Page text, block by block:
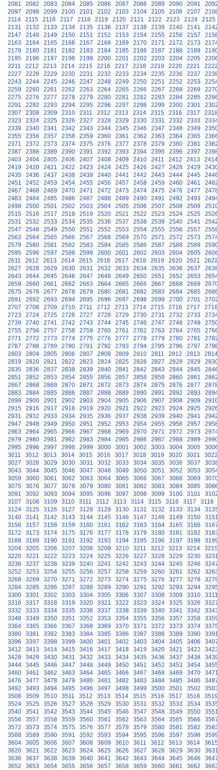
2081
2082 2083 2084 2085 2086 2087 2088 2089 2090 2091
2097
2098 2099 2100 2101 2102 2103 2104 2105 2106 2107
2114
2115 2116 2117 2118 2119 2120 2121 2122 2123 2124
2125
2131
2132 2133 2134 2135 2136 2137 2138 2139 2140 2141
2147
2148 2149 2150 2151 2152 2153 2154 2155 2156 2157
2163
2164 2165 2166 2167 2168 2169 2170 2171 2172 2173
2179
2180 2181 2182 2183 2184 2185 2186 2187 2188 2189
2195
2196 2197 2198 2199 2200 2201 2202 2203 2204 2205
2211
2212 2213 2214 2215 2216 2217 2218 2219 2220 2221
2227
2228 2229 2230 2231 2232 2233 2234 2235 2236 2237
2243
2244 2245 2246 2247 2248 2249 2250 2251 2252 2253
2259
2260 2261 2262 2263 2264 2265 2266 2267 2268 2269
2275
2276 2277 2278 2279 2280 2281 2282 2283 2284 2285
2291
2292 2293 2294 2295 2296 2297 2298 2299 2300 2301
2307
2308 2309 2310 2311 2312 2313 2314 2315 2316 2317
2323
2324 2325 2326 2327 2328 2329 2330 2331 2332 2333
2339
2340 2341 2342 2343 2344 2345 2346 2347 2348 2349
2355
2356 2357 2358 2359 2360 2361 2362 2363 2364 2365
2371
2372 2373 2374 2375 2376 2377 2378 2379 2380 2381
2387
2388 2389 2390 2391 2392 2393 2394 2395 2396 2397
2403
2404 2405 2406 2407 2408 2409 2410 2411 2412 2413
2419
2420 2421 2422 2423 2424 2425 2426 2427 2428 2429
2435
2436 2437 2438 2439 2440 2441 2442 2443 2444 2445
2451
2452 2453 2454 2455 2456 2457 2458 2459 2460 2461
2467
2468 2469 2470 2471 2472 2473 2474 2475 2476 2477
2483
2484 2485 2486 2487 2488 2489 2490 2491 2492 2493
2499
2500 2501 2502 2503 2504 2505 2506 2507 2508 2509
2515
2516 2517 2518 2519 2520 2521 2522 2523 2524 2525
2531
2532 2533 2534 2535 2536 2537 2538 2539 2540 2541
2547
2548 2549 2550 2551 2552 2553 2554 2555 2556 2557
2563
2564 2565 2566 2567 2568 2569 2570 2571 2572 2573
2579
2580 2581 2582 2583 2584 2585 2586 2587 2588 2589
2595
2596 2597 2598 2599 2600 2601 2602 2603 2604 2605
2611
2612 2613 2614 2615 2616 2617 2618 2619 2620 2621
2627
2628 2629 2630 2631 2632 2633 2634 2635 2636 2637
2643
2644 2645 2646 2647 2648 2649 2650 2651 2652 2653
2659
2660 2661 2662 2663 2664 2665 2666 2667 2668 2669
2675
2676 2677 2678 2679 2680 2681 2682 2683 2684 2685
2691
2692 2693 2694 2695 2696 2697 2698 2699 2700 2701
2707
2708 2709 2710 2711 2712 2713 2714 2715 2716 2717
2723
2724 2725 2726 2727 2728 2729 2730 2731 2732 2733
2739
2740 2741 2742 2743 2744 2745 2746 2747 2748 2749
2755
2756 2757 2758 2759 2760 2761 2762 2763 2764 2765
2771
2772 2773 2774 2775 2776 2777 2778 2779 2780 2781
2787
2788 2789 2790 2791 2792 2793 2794 2795 2796 2797
2803
2804 2805 2806 2807 2808 2809 2810 2811 2812 2813
2819
2820 2821 2822 2823 2824 2825 2826 2827 2828 2829
2835
2836 2837 2838 2839 2840 2841 2842 2843 2844 2845
2851
2852 2853 2854 2855 2856 2857 2858 2859 2860 2861
2867
2868 2869 2870 2871 2872 2873 2874 2875 2876 2877
2883
2884 2885 2886 2887 2888 2889 2890 2891 2892 2893
2899
2900 2901 2902 2903 2904 2905 2906 2907 2908 2909
2915
2916 2917 2918 2919 2920 2921 2922 2923 2924 2925
2931
2932 2933 2934 2935 2936 2937 2938 2939 2940 2941
2947
2948 2949 2950 2951 2952 2953 2954 2955 2956 2957
2963
2964 2965 2966 2967 2968 2969 2970 2971 2972 2973
2979
2980 2981 2982 2983 2984 2985 2986 2987 2988 2989
2995
2996 2997 2998 2999 3000 3001 3002 3003 3004 3005
3011
3012 3013 3014 3015 3016 3017 3018 3019 3020 3021
3027
3028 3029 3030 3031 3032 3033 3034 3035 3036 3037
3043
3044 3045 3046 3047 3048 3049 3050 3051 3052 3053
3059
3060 3061 3062 3063 3064 3065 3066 3067 3068 3069
3075
3076 3077 3078 3079 3080 3081 3082 3083 3084 3085
3091
3092 3093 3094 3095 3096 3097 3098 3099 3100 3101
3107
3108 3109 3110 3111 3112 3113 3114 3115 3116 3117
3118
3124
3125 3126 3127 3128 3129 3130 3131 3132 3133 3134
3140
3141 3142 3143 3144 3145 3146 3147 3148 3149 3150
3156
3157 3158 3159 3160 3161 3162 3163 3164 3165 3166
3172
3173 3174 3175 3176 3177 3178 3179 3180 3181 3182
3188
3189 3190 3191 3192 3193 3194 3195 3196 3197 3198
3204
3205 3206 3207 3208 3209 3210 3211 3212 3213 3214
3220
3221 3222 3223 3224 3225 3226 3227 3228 3229 3230
3236
3237 3238 3239 3240 3241 3242 3243 3244 3245 3246
3252
3253 3254 3255 3256 3257 3258 3259 3260 3261 3262
3268
3269 3270 3271 3272 3273 3274 3275 3276 3277 3278
3284
3285 3286 3287 3288 3289 3290 3291 3292 3293 3294
3300
3301 3302 3303 3304 3305 3306 3307 3308 3309 3310
3316
3317 3318 3319 3320 3321 3322 3323 3324 3325 3326
3332
3333 3334 3335 3336 3337 3338 3339 3340 3341 3342
3348
3349 3350 3351 3352 3353 3354 3355 3356 3357 3358
3364
3365 3366 3367 3368 3369 3370 3371 3372 3373 3374
3380
3381 3382 3383 3384 3385 3386 3387 3388 3389 3390
3396
3397 3398 3399 3400 3401 3402 3403 3404 3405 3406
3412
3413 3414 3415 3416 3417 3418 3419 3420 3421 3422
3428
3429 3430 3431 3432 3433 3434 3435 3436 3437 3438
3444
3445 3446 3447 3448 3449 3450 3451 3452 3453 3454
3460
3461 3462 3463 3464 3465 3466 3467 3468 3469 3470
3476
3477 3478 3479 3480 3481 3482 3483 3484 3485 3486
3492
3493 3494 3495 3496 3497 3498 3499 3500 3501 3502
3508
3509 3510 3511 3512 3513 3514 3515 3516 3517 3518
3524
3525 3526 3527 3528 3529 3530 3531 3532 3533 3534
3540
3541 3542 3543 3544 3545 3546 3547 3548 3549 3550
3556
3557 3558 3559 3560 3561 3562 3563 3564 3565 3566
3572
3573 3574 3575 3576 3577 3578 3579 3580 3581 3582
3588
3589 3590 3591 3592 3593 3594 3595 3596 3597 3598
3604
3605 3606 3607 3608 3609 3610 3611 3612 3613 3614
3620
3621 3622 3623 3624 3625 3626 3627 3628 3629 3630
3636
3637 3638 3639 3640 3641 3642 3643 3644 3645 3646
3652
3653 3654 3655 3656 3657 3658 3659 3660 3661 3662